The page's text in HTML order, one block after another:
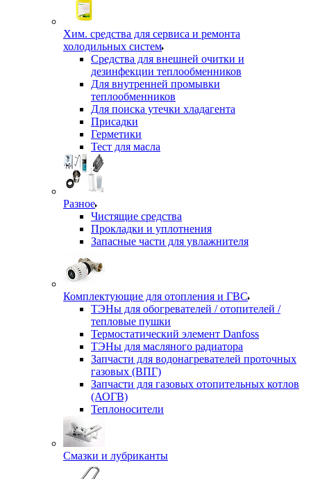
Хим. средства для сервиса и ремонта
холодильных систем
Средства для внешней очитки и
дезинфекции теплообменников
Для внутренней промывки
теплообменников
Для поиска утечки хладагента
Присадки
Герметики
Тест для масла
Разное
Чистящие средства
Прокладки и уплотнения
Запасные части для увлажнителя
Комплектующие для отопления и ГВС
ТЭНы для обогревателей / отопителей /
тепловые пушки
Термостатический элемент Danfoss
ТЭНы для масляного радиатора
Запчасти для водонагревателей проточных
газовых (ВПГ)
Запчасти для газовых отопительных котлов
(АОГВ)
Теплоносители
Смазки и лубриканты